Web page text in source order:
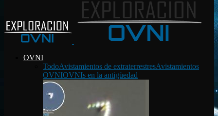
OVNI
TodoAvistamientos de extraterrestresAvistamientos
OVNIOVNIs en la antigüedad